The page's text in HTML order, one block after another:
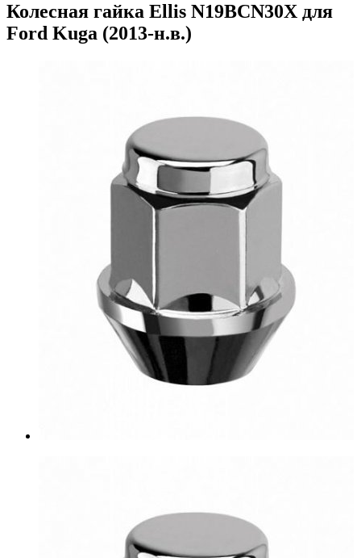
Колесная гайка Ellis N19BCN30X для
Ford Kuga (2013-н.в.)